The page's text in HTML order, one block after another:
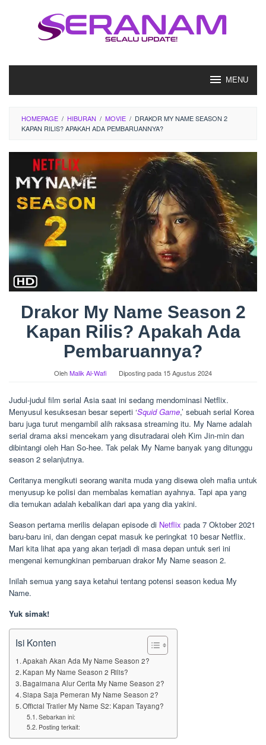
MENU
HOMEPAGE / HIBURAN / MOVIE / DRAKOR MY NAME SEASON 2
KAPAN RILIS? APAKAH ADA PEMBARUANNYA?
Drakor My Name Season 2
Kapan Rilis? Apakah Ada
Pembaruannya?
OlehMalik Al-Wafi Diposting pada 15 Agustus 2024
Judul-judul film serial Asia saat ini sedang mendominasi Netflix.
Menyusul kesuksesan besar seperti ‘Squid Game,’ sebuah serial Korea
baru juga turut mengambil alih raksasa streaming itu. My Name adalah
serial drama aksi mencekam yang disutradarai oleh Kim Jin-min dan
dibintangi oleh Han So-hee. Tak pelak My Name banyak yang ditunggu
season 2 selanjutnya.
Ceritanya mengikuti seorang wanita muda yang disewa oleh mafia untuk
menyusup ke polisi dan membalas kematian ayahnya. Tapi apa yang
dia temukan adalah kebalikan dari apa yang dia yakini.
Season pertama merilis delapan episode di Netflix pada 7 Oktober 2021
baru-baru ini, dan dengan cepat masuk ke peringkat 10 besar Netflix.
Mari kita lihat apa yang akan terjadi di masa depan untuk seri ini
mengenai kemungkinan pembaruan drakor My Name season 2.
Inilah semua yang saya ketahui tentang potensi season kedua My
Name.
Yuk simak!
Isi Konten
Apakah Akan Ada My Name Season 2?
Kapan My Name Season 2 Rilis?
Bagaimana Alur Cerita My Name Season 2?
Siapa Saja Pemeran My Name Season 2?
Official Trailer My Name S2: Kapan Tayang?
Sebarkan ini:
Posting terkait: